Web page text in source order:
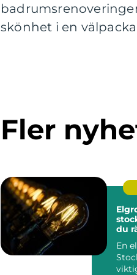
skönhet i en
Fler
du
En